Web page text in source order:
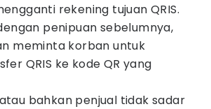
rekening tujuan QRIS.
penipuan sebelumnya,
meminta korban untuk
QRIS ke kode QR yang
bahkan penjual tidak sadar